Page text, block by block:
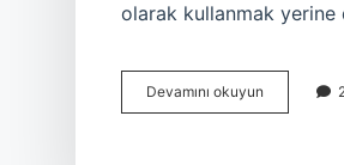
olarak kullanmak yerine
Devamını okuyun Kuşkonmaz
Çorbası